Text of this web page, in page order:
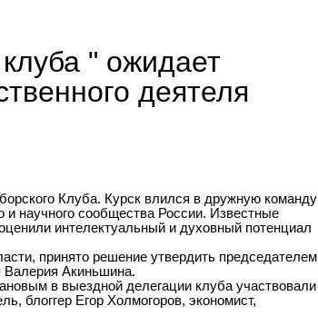
" ожидает
деятеля
Клуба. Курск влился в дружную команду
и научного сообщества России. Известные
интелектуальный и духовный потенциал
принято решение утвердить председателем
Валерия Акиньшина.
в выездной делегации клуба участвовали
блоггер Егор Холмогоров, экономист,